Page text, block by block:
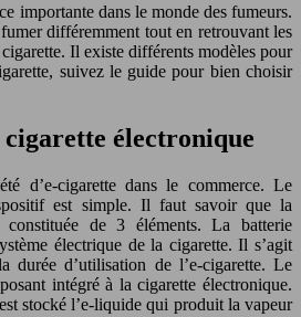
importante dans le monde des fumeurs.
différemment tout en retrouvant les
Il existe différents modèles pour
suivez le guide pour bien choisir
électronique
d’e-cigarette dans le commerce. Le
est simple. Il faut savoir que la
constituée de 3 éléments. La batterie
électrique de la cigarette. Il s’agit
durée d’utilisation de l’e-cigarette. Le
intégré à la cigarette électronique.
stocké l’e-liquide qui produit la vapeur